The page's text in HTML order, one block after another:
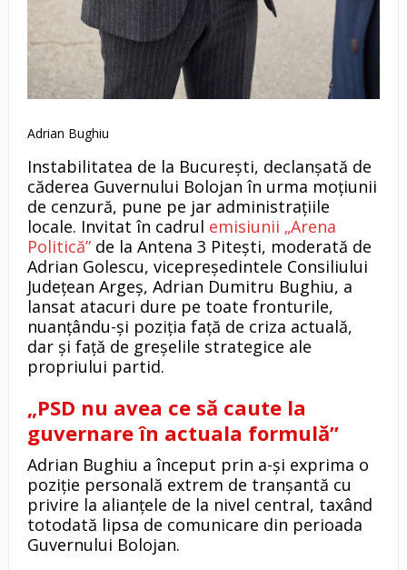
Adrian Bughiu
Instabilitatea de la București, declanșată de
căderea Guvernului Bolojan în urma moțiunii
de cenzură, pune pe jar administrațiile
locale. Invitat în cadrul emisiunii „Arena
Politică”de la Antena 3 Pitești, moderată de
Adrian Golescu, vicepreședintele Consiliului
Județean Argeș, Adrian Dumitru Bughiu, a
lansat atacuri dure pe toate fronturile,
nuanțându-și poziția față de criza actuală,
dar și față de greșelile strategice ale
propriului partid.
„PSD nu avea ce să caute la
guvernare în actuala formulă”
Adrian Bughiu a început prin a-și exprima o
poziție personală extrem de tranșantă cu
privire la alianțele de la nivel central, taxând
totodată lipsa de comunicare din perioada
Guvernului Bolojan.